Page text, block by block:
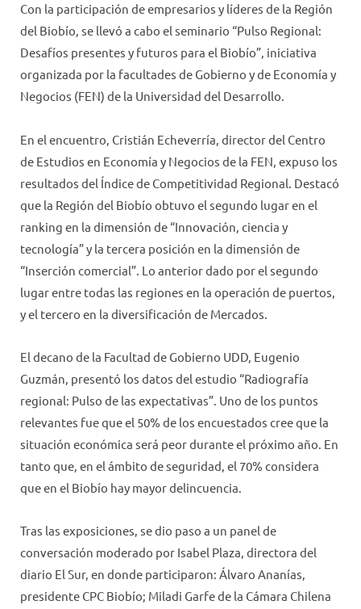
Con la participación de empresarios y líderes de la Región
del Biobío, se llevó a cabo el seminario “Pulso Regional:
Desafíos presentes y futuros para el Biobío”, iniciativa
organizada por la facultades de Gobierno y de Economía y
Negocios (FEN) de la Universidad del Desarrollo.
En el encuentro, Cristián Echeverría, director del Centro
de Estudios en Economía y Negocios de la FEN, expuso los
resultados del Índice de Competitividad Regional. Destacó
que la Región del Biobío obtuvo el segundo lugar en el
ranking en la dimensión de “Innovación, ciencia y
tecnología” y la tercera posición en la dimensión de
“Inserción comercial”. Lo anterior dado por el segundo
lugar entre todas las regiones en la operación de puertos,
y el tercero en la diversificación de Mercados.
El decano de la Facultad de Gobierno UDD, Eugenio
Guzmán, presentó los datos del estudio “Radiografía
regional: Pulso de las expectativas”. Uno de los puntos
relevantes fue que el 50% de los encuestados cree que la
situación económica será peor durante el próximo año. En
tanto que, en el ámbito de seguridad, el 70% considera
que en el Biobío hay mayor delincuencia.
Tras las exposiciones, se dio paso a un panel de
conversación moderado por Isabel Plaza, directora del
diario El Sur, en donde participaron: Álvaro Ananías,
presidente CPC Biobío; Miladi Garfe de la Cámara Chilena